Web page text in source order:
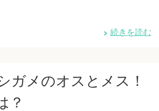
続きを読む
ガメのオスとメス！
？